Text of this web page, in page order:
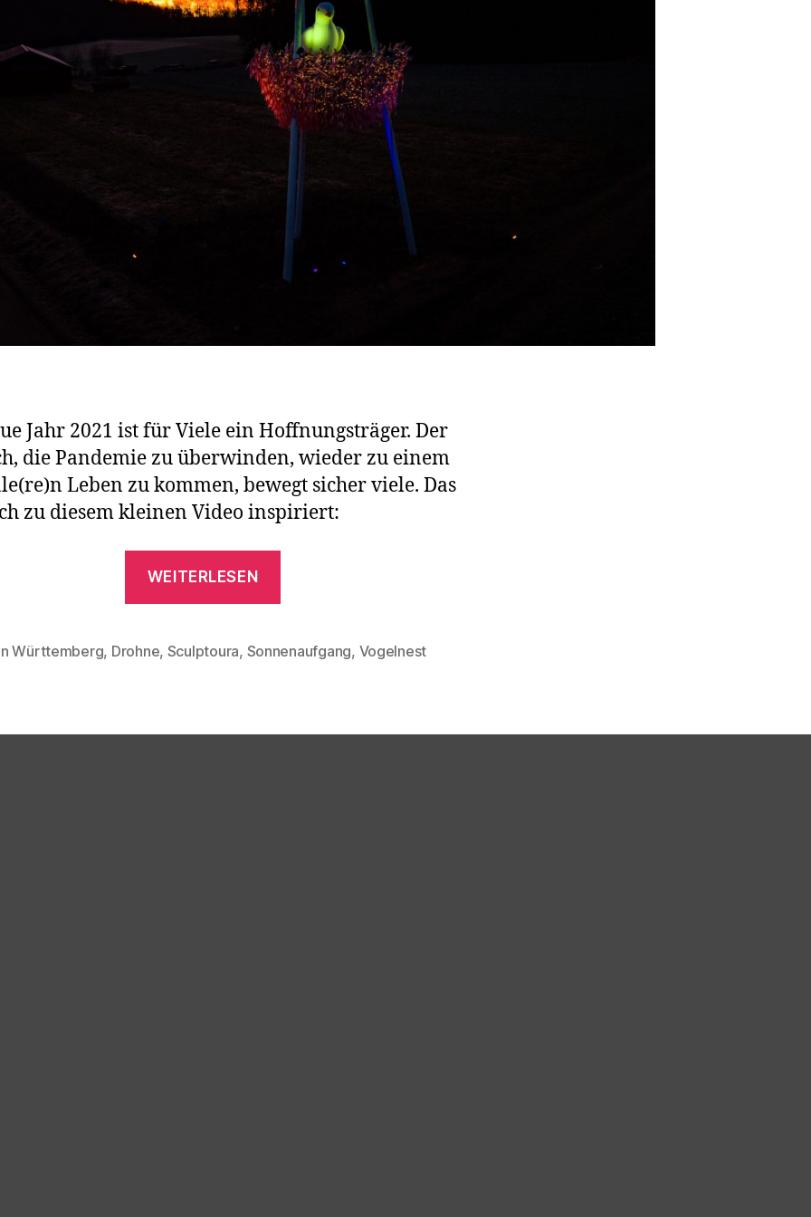
Jahr 2021 ist für Viele ein Hoffnungsträger. Der
die Pandemie zu überwinden, wieder zu einem
Leben zu kommen, bewegt sicher viele. Das
zu diesem kleinen Video inspiriert:
WEITERLESEN
a
Württemberg, Drohne, Sculptoura, Sonnenaufgang, Vogelnest